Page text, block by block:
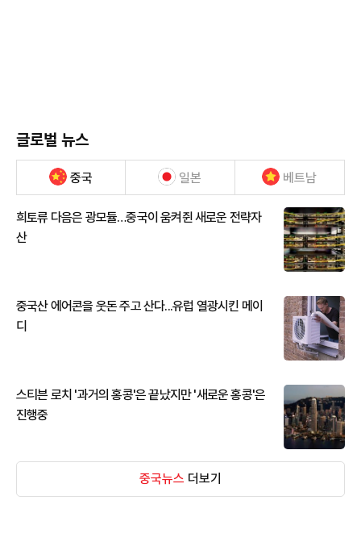
글로벌 뉴스
중국 일본 베트남
희토류 다음은 광모듈…중국이 움켜쥔 새로운 전략자
산
중국산 에어콘을 웃돈 주고 산다...유럽 열광시킨 메이
디
스티븐 로치 '과거의 홍콩'은 끝났지만 '새로운 홍콩'은
진행중
중국뉴스 더보기